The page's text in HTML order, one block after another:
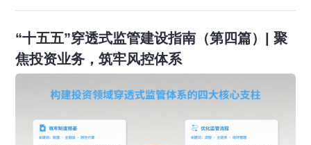
“十五五”穿透式监管建设指南（第四篇）| 聚
焦投资业务，筑牢风控体系